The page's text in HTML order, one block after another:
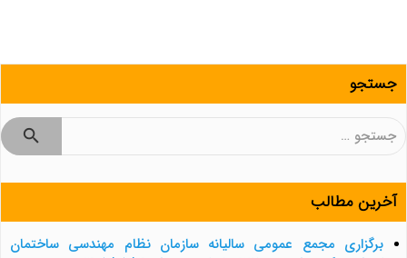
جستجو
جستجو
آخرین مطالب
برگزاری مجمع عمومی سالیانه سازمان نظام مهندسی ساختمان